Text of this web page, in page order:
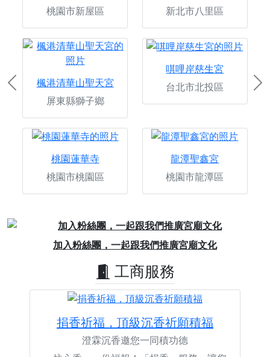
桃園市新屋區
新北市八里區
楓港清華山聖天宮
屏東縣獅子鄉
唭哩岸慈生宮
台北市北投區
桃園蓮華寺
桃園市桃園區
龍潭聖鑫宮
桃園市龍潭區
Previous
加入粉絲團，一起跟我們推廣宮廟文化
Previous
工商服務
捐香祈福，頂級沉香祈願積福
澄霖沉香邀您一同積功德